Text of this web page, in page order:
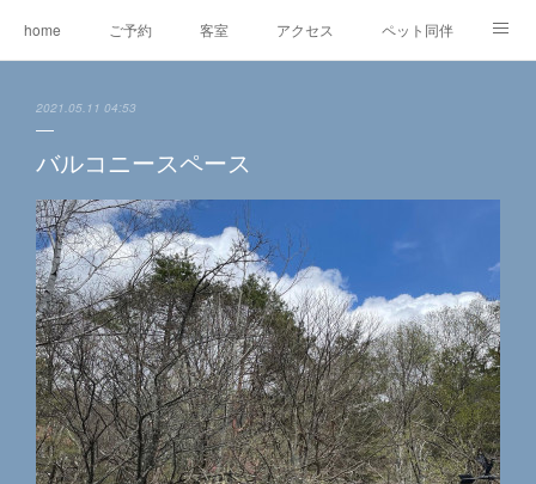
home ご予約 客室 アクセス ペット同伴
オーナー紹介 観光情報 蓼科の自然 グルメ
東急リゾートタウン蓼科
2021.05.11 04:53
バルコニースペース